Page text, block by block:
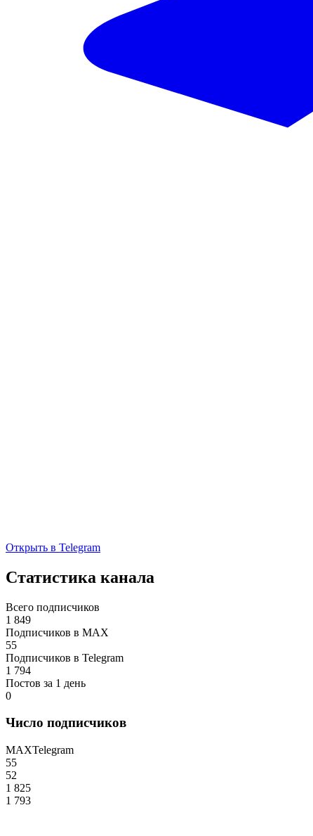
Открыть в Telegram
Статистика канала
Всего подписчиков
1 849
Подписчиков в MAX
55
Подписчиков в Telegram
1 794
Постов за 1 день
0
Число подписчиков
MAXTelegram
55
52
1 825
1 793